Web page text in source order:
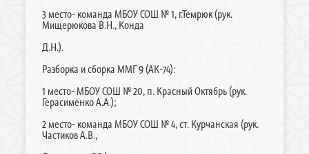
3 место- команда МБОУ СОШ № 1, г.Темрюк (рук.
Мищерюкова В.Н., Конда
Д.Н.).
Разборка и сборка ММГ 9 (АК-74):
1 место- МБОУ СОШ № 20, п. Красный Октябрь (рук.
Герасименко А.А.);
2 место- команда МБОУ СОШ № 4, ст. Курчанская (рук.
Частиков А.В.,